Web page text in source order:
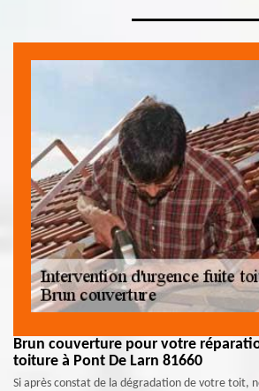
Brun couverture pour votre
toiture à Pont De Larn 81660
Si après constat de la dégradation de votre toit,